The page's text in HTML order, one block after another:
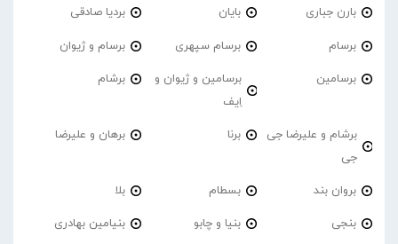
بارن جباری بایان بردیا صادقی
برسام برسام سپهری برسام و ژیوان
برسامین
برسامین و ژیوان و
اِیف
برشام
برشام و علیرضا جی
جی
برنا برهان و علیرضا
بروان بند بسطام بلا
بنجی بنیا و چابو بنیامین بهادری